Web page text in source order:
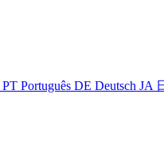
PT Português DE Deutsch JA